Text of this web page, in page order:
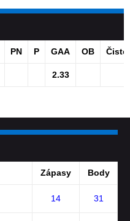
PN P GAA OB
2.33
Zápasy Body
14 31